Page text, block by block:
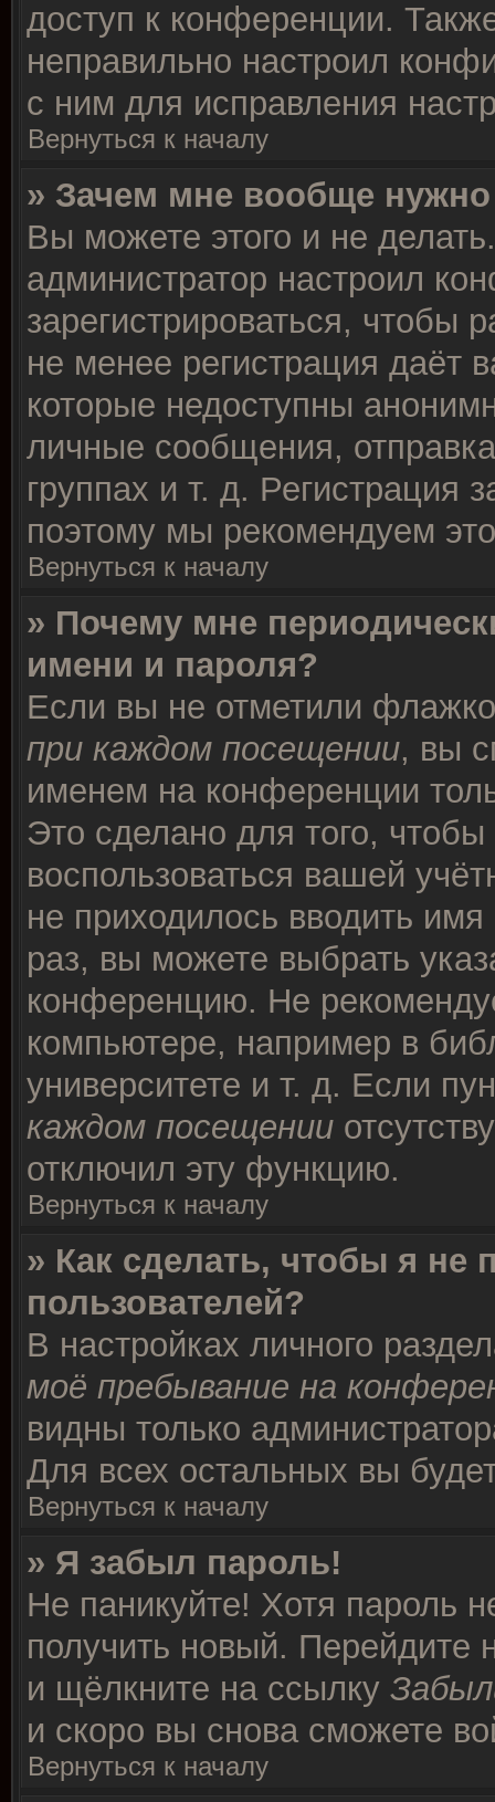
доступ к конференции.
неправильно настроил
с ним для исправления
Вернуться к началу
» Зачем мне вообще нужно
Вы можете этого и не
администратор настроил
зарегистрироваться, чтобы
не менее регистрация даёт
которые недоступны
личные сообщения,
группах и т. д. Регистрация
поэтому мы рекомендуем
Вернуться к началу
» Почему мне
имени и пароля?
Если вы не отметили
при каждом посещении, вы
именем на конференции
Это сделано для того, чтобы
воспользоваться вашей
не приходилось вводить
раз, вы можете выбрать
конференцию. Не
компьютере, например в
университете и т. д. Если
каждом посещении
отключил эту функцию.
Вернуться к началу
» Как сделать, чтобы я не
пользователей?
В настройках личного
моё пребывание на
видны только
Для всех остальных вы
Вернуться к началу
» Я забыл пароль!
Не паникуйте! Хотя пароль
получить новый. Перейдите
и щёлкните на ссылку
и скоро вы снова сможете
Вернуться к началу